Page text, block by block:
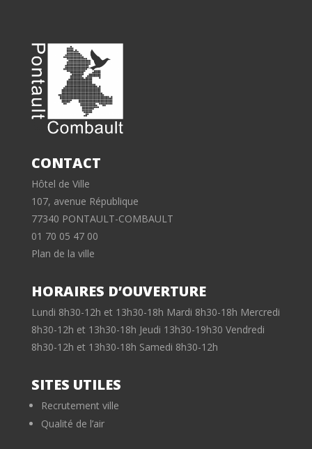
CONTACT
Hôtel de Ville
107, avenue République
77340 PONTAULT-COMBAULT
01 70 05 47 00
Plan de la ville
HORAIRES D’OUVERTURE
Lundi 8h30-12h et 13h30-18h Mardi 8h30-18h Mercredi
8h30-12h et 13h30-18h Jeudi 13h30-19h30 Vendredi
8h30-12h et 13h30-18h Samedi 8h30-12h
SITES UTILES
Recrutement ville
Qualité de l’air